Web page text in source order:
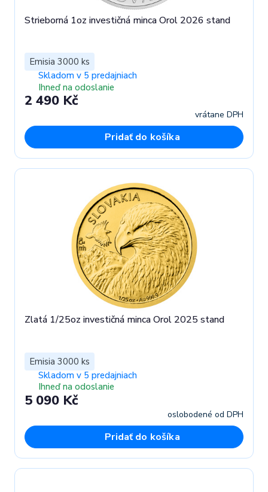
Strieborná 1oz investičná minca Orol 2026 stand
Emisia 3000 ks
Skladom v 5 predajniach
Ihneď na odoslanie
2 490 Kč
vrátane DPH
Pridať do košíka
Zlatá 1/25oz investičná minca Orol 2025 stand
Emisia 3000 ks
Skladom v 5 predajniach
Ihneď na odoslanie
5 090 Kč
oslobodené od DPH
Pridať do košíka